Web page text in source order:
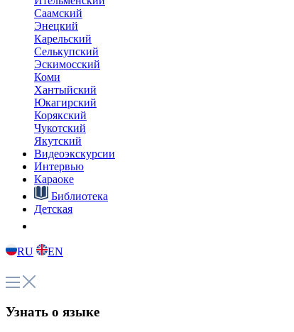
Саамский
Энецкий
Карельский
Селькупский
Эскимосский
Коми
Хантыйский
Юкагирский
Корякский
Чукотский
Якутский
Видеоэкскурсии
Интервью
Караоке
Библиотека
Детская
RU EN
Узнать о языке